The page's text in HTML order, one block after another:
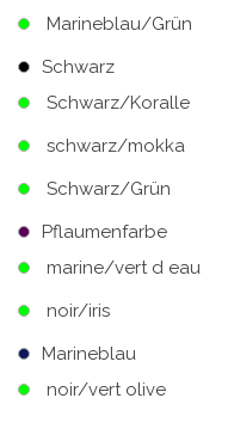
Marineblau/Grün
Schwarz
Schwarz/Koralle
schwarz/mokka
Schwarz/Grün
Pflaumenfarbe
marine/vert d eau
noir/iris
Marineblau
noir/vert olive